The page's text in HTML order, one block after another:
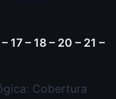
17 – 18 – 20 – 21 –
Cobertura